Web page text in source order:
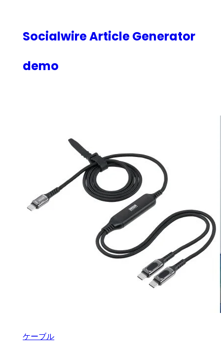
Socialwire Article Generator
demo
ケーブル